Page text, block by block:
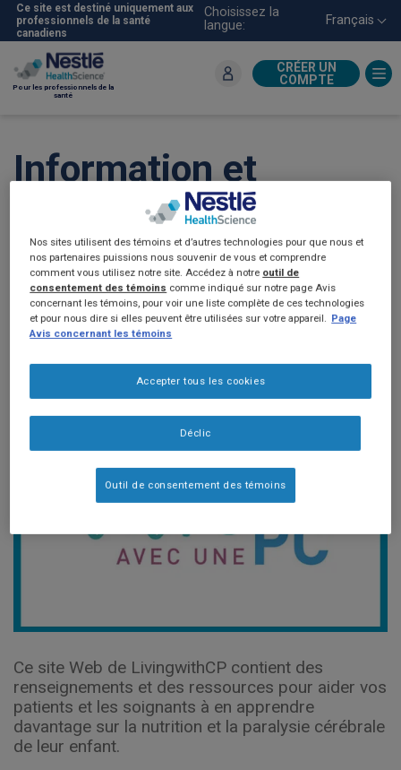
Aller
au
contenu
principal
Pour les professionnels de la
santé
Ce site est destiné uniquement aux
professionnels de la santé
canadiens
Choisissez la
langue:
Français
CRÉER UN
COMPTE
Information et
ressources sur la
paralysie cérébrale et
la nutrition pour vos
patients et les
soignants (2019)
Ce site Web de LivingwithCP contient des
renseignements et des ressources pour aider vos
patients et les soignants à en apprendre
davantage sur la nutrition et la paralysie cérébrale
de leur enfant.
Nos sites utilisent des témoins et d’autres technologies pour que nous et
nos partenaires puissions nous souvenir de vous et comprendre
comment vous utilisez notre site. Accédez à notre outil de
consentement des témoins comme indiqué sur notre page Avis
concernant les témoins, pour voir une liste complète de ces technologies
et pour nous dire si elles peuvent être utilisées sur votre appareil. Page
Avis concernant les témoins
Déclic
Accepter tous les cookies
Outil de consentement des témoins